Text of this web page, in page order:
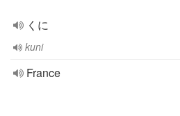
くに
kuni
France